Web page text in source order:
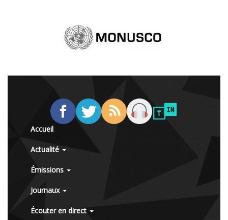
Accueil
Actualité
Émissions
Journaux
Écouter en direct